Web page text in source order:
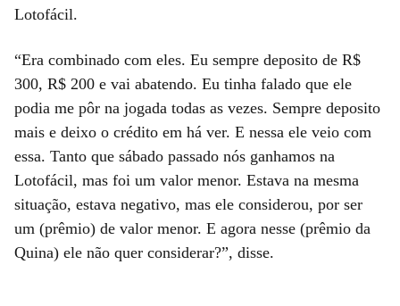
Lotofácil.
“Era combinado com eles. Eu sempre deposito de R$
300, R$ 200 e vai abatendo. Eu tinha falado que ele
podia me pôr na jogada todas as vezes. Sempre deposito
mais e deixo o crédito em há ver. E nessa ele veio com
essa. Tanto que sábado passado nós ganhamos na
Lotofácil, mas foi um valor menor. Estava na mesma
situação, estava negativo, mas ele considerou, por ser
um (prêmio) de valor menor. E agora nesse (prêmio da
Quina) ele não quer considerar?”, disse.